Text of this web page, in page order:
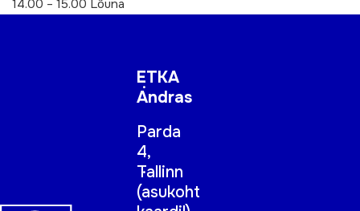
14.00 – 15.00 Lõuna
ETKA
Andras
Parda
4,
Tallinn
(asukoht